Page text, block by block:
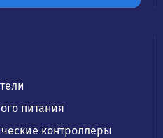
питания
контроллеры